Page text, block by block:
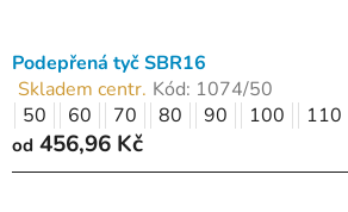
Podepřená tyč SBR16
Průměrné
hodnocení
produktu
je
Skladem centr. Kód: 1074/50
50
60 70 80 90 100 110
od 456,96 Kč